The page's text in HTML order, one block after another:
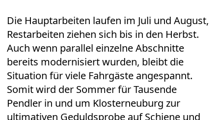
Die Hauptarbeiten laufen im Juli und August,
Restarbeiten ziehen sich bis in den Herbst.
Auch wenn parallel einzelne Abschnitte
bereits modernisiert wurden, bleibt die
Situation für viele Fahrgäste angespannt.
Somit wird der Sommer für Tausende
Pendler in und um Klosterneuburg zur
ultimativen Geduldsprobe auf Schiene und